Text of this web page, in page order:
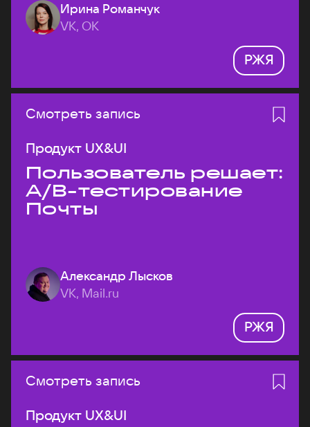
Ирина Романчук
VK, ОК
РЖЯ
Смотреть запись
Продукт UX&UI
Пользователь решает:
A/B-тестирование
Почты
Александр Лысков
VK, Mail.ru
РЖЯ
Смотреть запись
Продукт UX&UI